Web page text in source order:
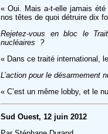
« Oui. Mais a-t-elle jamais
nos têtes de quoi détruire dix
Rejetez-vous en bloc le
nucléaires ?
« Dans ce traité international,
L’action pour le désarmement
« C’est un même lobby, et le
Sud Ouest, 12 juin 2012